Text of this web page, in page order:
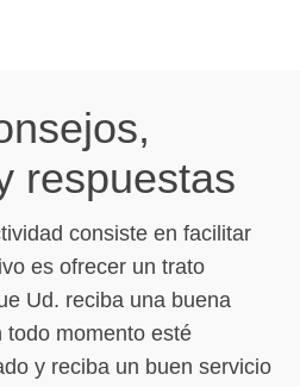
respuestas
consiste en facilitar
es ofrecer un trato
Ud. reciba una buena
todo momento esté
y reciba un buen servicio